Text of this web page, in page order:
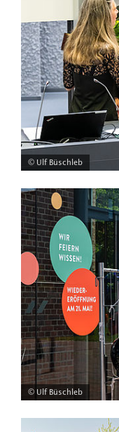
© Ulf Büschleb
© Ulf Büschleb